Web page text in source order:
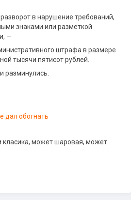
в нарушение требований,
знаками или разметкой
—
штрафа в размере
тысячи пятисот рублей.
разминулись.
дал обогнать
класика, может шаровая, может